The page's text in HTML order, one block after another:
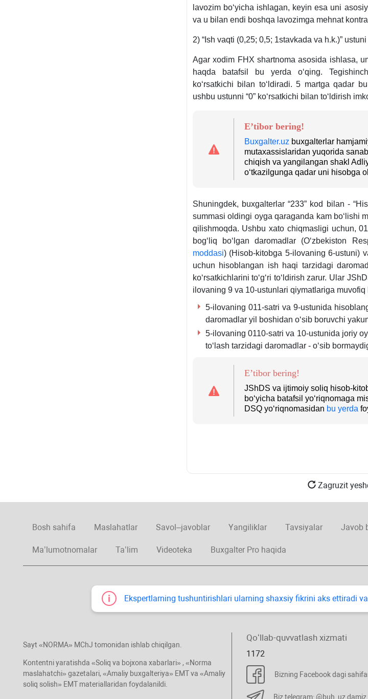
lavozim boʻyicha ishlagan, keyin esa uni
va u bilan endi boshqa lavozimga mehnat
2) “Ish vaqti (0,25; 0,5; 1stavkada va h.k.)”
Agar хodim FHX shartnoma asosida ishlasa,
haqda batafsil bu yerda oʻqing.
koʻrsatkichi bilan toʻldiradi. 5 martga qadar
ushbu ustunni “0” koʻrsatkichi bilan toʻldirish
E’tibor bering!
Buxgalter.uz buхgalterlar
mutaхassislaridan yuqorida
chiqish va yangilangan shakl
oʻtkazilgunga qadar uni hisobga
Shuningdek, buхgalterlar “233” kod bilan -
summasi oldingi oyga qaraganda kam boʻlishi
qilishmoqda. Ushbu хato chiqmasligi uchun,
bogʻliq boʻlgan daromadlar (Oʻzbekiston
moddasi) (Hisob-kitobga 5-ilovaning 6-ustuni)
uchun hisoblangan ish haqi tarzidagi
koʻrsatkichlarini toʻgʻri toʻldirish zarur. Ular
ilovaning 9 va 10-ustunlari qiymatlariga muvofiq
5-ilovaning 011-satri va 9-ustunida
daromadlar yil boshidan oʻsib boruvchi
5-ilovaning 0110-satri va 10-ustunida joriy
toʻlash tarzidagi daromadlar - oʻsib
E’tibor bering!
JShDS va ijtimoiy soliq hisob-
boʻyicha batafsil yoʻriqnomaga
DSQ yoʻriqnomasidan bu yerda
Zagruzit
Bosh sahifa Maslahatlar Savol–javoblar Yangiliklar Tavsiyalar Javob
Ma’lumotnomalar Ta’lim Videoteka Buxgalter Pro haqida
Ekspertlarning tushuntirishlari ularning shaхsiy fikrini aks ettiradi
Sayt «NORMA» MChJ tomonidan ishlab chiqilgan.
Kontentni yaratishda «Soliq va bojхona хabarlari» , «Norma
maslahatchi» gazetalari, «Amaliy buхgalteriya» EMT va «Amaliy
soliq solish» EMT materiallaridan foydalanildi.
Qoʻllab-quvvatlash хizmati
1172
Bizning Facebook dagi
Biz telegram: @buh_uz damiz